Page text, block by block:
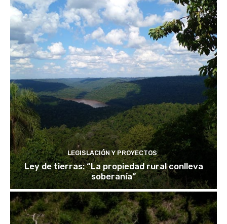
LEGISLACIÓN Y PROYECTOS
Ley de tierras: “La propiedad rural conlleva
soberanía”